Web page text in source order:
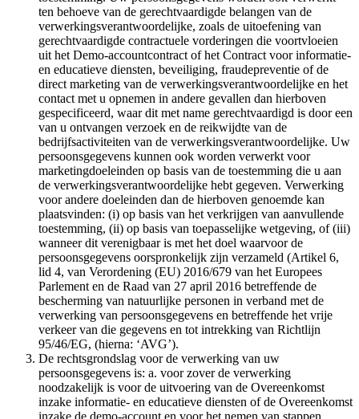
ten behoeve van de gerechtvaardigde belangen van de
verwerkingsverantwoordelijke, zoals de uitoefening van
gerechtvaardigde contractuele vorderingen die voortvloeien
uit het Demo-accountcontract of het Contract voor informatie-
en educatieve diensten, beveiliging, fraudepreventie of de
direct marketing van de verwerkingsverantwoordelijke en het
contact met u opnemen in andere gevallen dan hierboven
gespecificeerd, waar dit met name gerechtvaardigd is door een
van u ontvangen verzoek en de reikwijdte van de
bedrijfsactiviteiten van de verwerkingsverantwoordelijke. Uw
persoonsgegevens kunnen ook worden verwerkt voor
marketingdoeleinden op basis van de toestemming die u aan
de verwerkingsverantwoordelijke hebt gegeven. Verwerking
voor andere doeleinden dan de hierboven genoemde kan
plaatsvinden: (i) op basis van het verkrijgen van aanvullende
toestemming, (ii) op basis van toepasselijke wetgeving, of (iii)
wanneer dit verenigbaar is met het doel waarvoor de
persoonsgegevens oorspronkelijk zijn verzameld (Artikel 6,
lid 4, van Verordening (EU) 2016/679 van het Europees
Parlement en de Raad van 27 april 2016 betreffende de
bescherming van natuurlijke personen in verband met de
verwerking van persoonsgegevens en betreffende het vrije
verkeer van die gegevens en tot intrekking van Richtlijn
95/46/EG, (hierna: ‘AVG’).
De rechtsgrondslag voor de verwerking van uw
persoonsgegevens is: a. voor zover de verwerking
noodzakelijk is voor de uitvoering van de Overeenkomst
inzake informatie- en educatieve diensten of de Overeenkomst
inzake de demo-account en voor het nemen van stappen